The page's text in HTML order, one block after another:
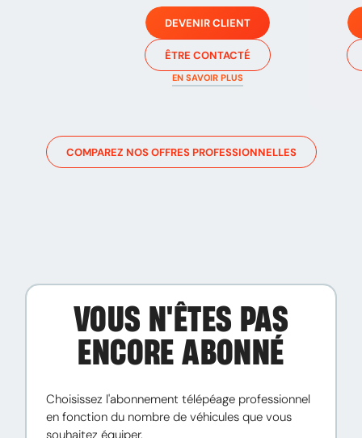
DEVENIR CLIENT
ÊTRE CONTACTÉ
EN SAVOIR PLUS
COMPAREZ NOS OFFRES PROFESSIONNELLES
VOUS N'ÊTES PAS
ENCORE ABONNÉ
Choisissez l'abonnement télépéage professionnel
en fonction du nombre de véhicules que vous